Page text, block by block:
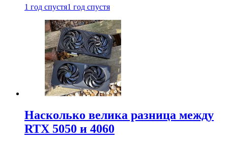
1 год спустя1 год спустя
Насколько велика разница между
RTX 5050 и 4060